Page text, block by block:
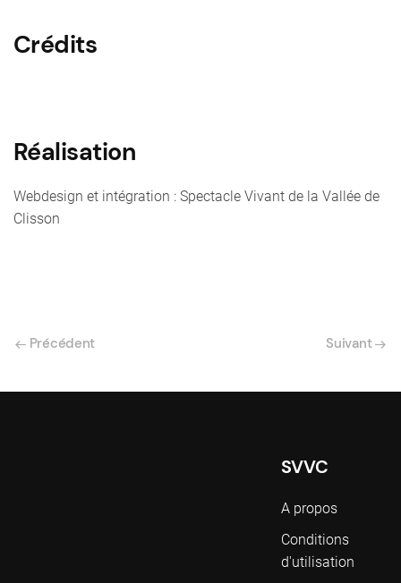
Crédits
Réalisation
Webdesign et intégration : Spectacle Vivant de la Vallée de
Clisson
Précédent Suivant
SVVC
A propos
Conditions
d'utilisation